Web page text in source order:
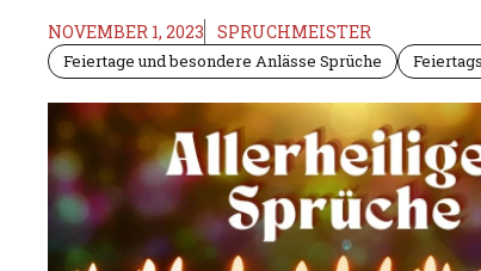
NOVEMBER 1, 2023 SPRUCHMEISTER
Feiertage und besondere Anlässe Sprüche